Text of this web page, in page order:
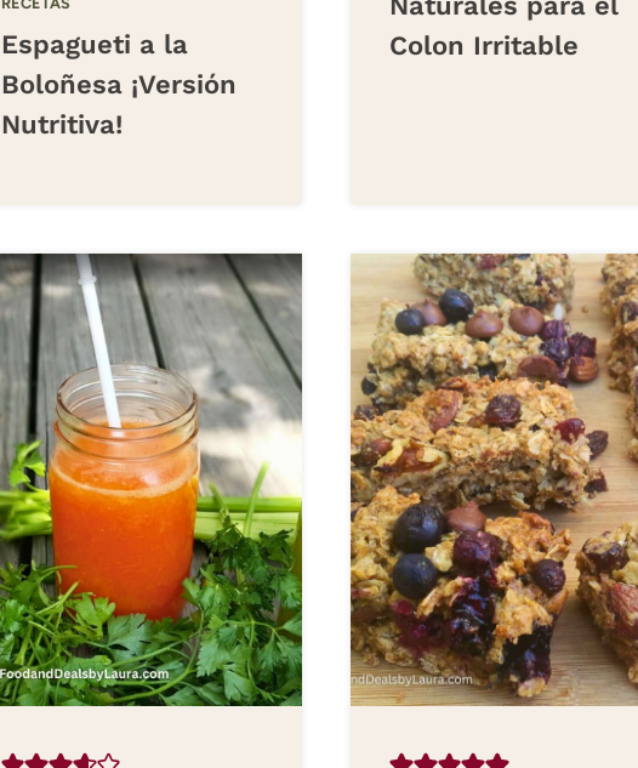
Espagueti a la
Boloñesa ¡Versión
Nutritiva!
Colon Irritable